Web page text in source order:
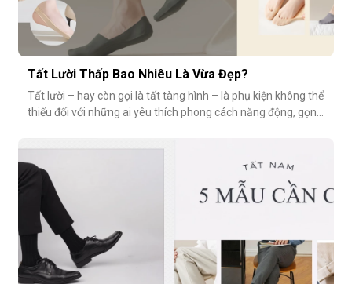
Tất Lười Thấp Bao Nhiêu Là Vừa Đẹp?
Tất lười – hay còn gọi là tất tàng hình – là phụ kiện không thể
thiếu đối với những ai yêu thích phong cách năng động, gọn
nhiêu là vừa đẹp? Nếu quá thấp, tất dễ bị tuột; nếu quá c